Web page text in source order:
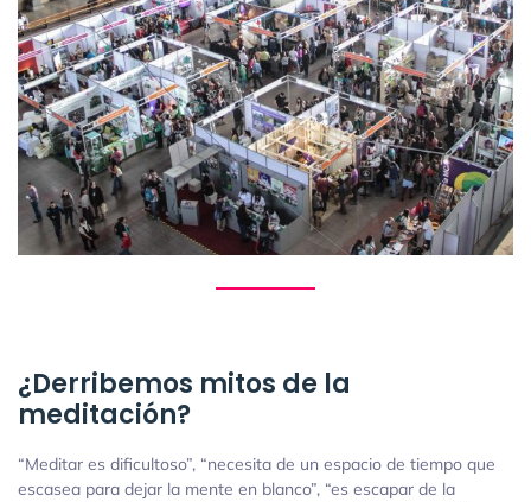
¿Derribemos mitos de la
meditación?
“Meditar es dificultoso”, “necesita de un espacio de tiempo que
escasea para dejar la mente en blanco”, “es escapar de la